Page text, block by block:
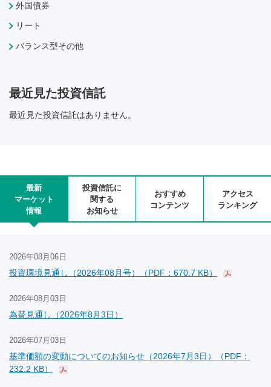
外国債券
リート
バランス型その他
最近見た投資信託
最近見た投資信託はありません。
最新
マーケット
情報
投資信託に
関する
お知らせ
おすすめ
コンテンツ
アクセス
ランキング
2026年08月06日
投資環境見通し（2026年08月号）（PDF：670.7 KB）
2026年08月03日
為替見通し（2026年8月3日）
2026年07月03日
基準価額の変動についてのお知らせ（2026年7月3日）（PDF：
232.2 KB）